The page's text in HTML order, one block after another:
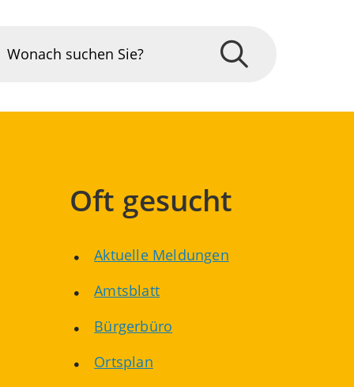
Oft gesucht
Aktuelle Meldungen
Amtsblatt
Bürgerbüro
Ortsplan